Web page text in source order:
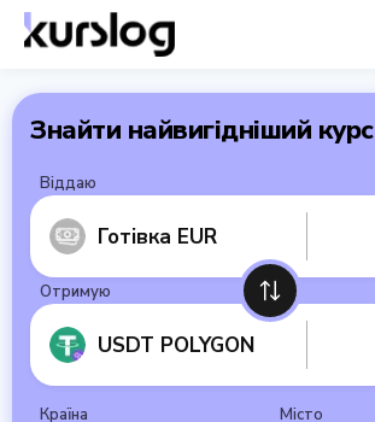
Знайти найвигідніший курс
Віддаю
Готівка EUR
Отримую
USDT POLYGON
Країна Місто